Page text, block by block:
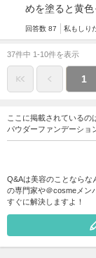
めを塗ると黄
回答数 87 私もしり
37件中 1-10件を表示
1
ここに掲載されているの
パウダーファンデーショ
Q&Aは美容のことならな
の専門家や＠cosmeメン
すぐに解決しますよ！